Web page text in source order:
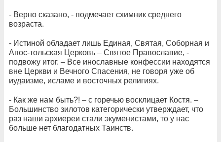
- Верно сказано, - подмечает схимник среднего
возраста.
- Истиной обладает лишь Единая, Святая, Соборная и
Апос-тольская Церковь – Святое Православие, -
подвожу итог. – Все инославные конфессии находятся
вне Церкви и Вечного Спасения, не говоря уже об
иудаизме, исламе и восточных религиях.
- Как же нам быть?! – с горечью восклицает Костя. –
Большинство зилотов категорически утверждает, что
раз наши архиереи стали экуменистами, то у нас
больше нет благодатных Таинств.